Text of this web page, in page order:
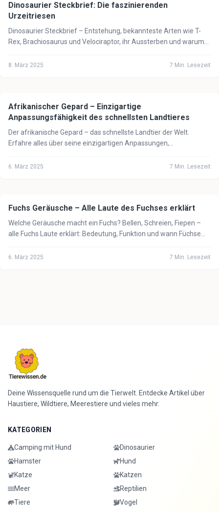
🦁 Tiere
Dinosaurier Steckbrief: Die faszinierenden
Urzeitriesen
Dinosaurier Steckbrief – Entstehung, bekannteste Arten wie T-
Rex, Brachiosaurus und Velociraptor, ihr Aussterben und warum
8. März 2025 7 Min. Lesezeit
🦁 Tiere
Afrikanischer Gepard – Einzigartige
Anpassungsfähigkeit des schnellsten Landtieres
Der afrikanische Gepard – das schnellste Landtier der Welt.
Erfahre alles über seine einzigartigen Anpassungen,
6. März 2025 7 Min. Lesezeit
🦁 Tiere
Fuchs Geräusche – Alle Laute des Fuchses erklärt
Welche Geräusche macht ein Fuchs? Bellen, Schreien, Fiepen –
alle Fuchs Laute erklärt: Bedeutung, Funktion und wann Füchse
6. März 2025 7 Min. Lesezeit
Deine Wissensquelle rund um die Tierwelt. Entdecke Artikel über
Haustiere, Wildtiere, Meerestiere und vieles mehr.
KATEGORIEN
Camping mit Hund
Dinosaurier
Hamster
Hund
Katze
Katzen
Meer
Reptilien
Tiere
Vogel